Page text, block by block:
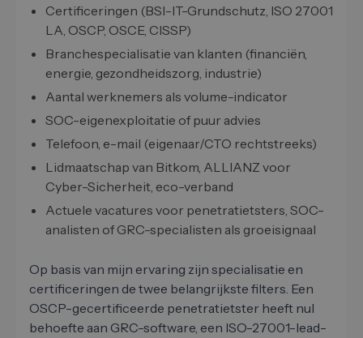
Certificeringen (BSI-IT-Grundschutz, ISO 27001
LA, OSCP, OSCE, CISSP)
Branchespecialisatie van klanten (financiën,
energie, gezondheidszorg, industrie)
Aantal werknemers als volume-indicator
SOC-eigenexploitatie of puur advies
Telefoon, e-mail (eigenaar/CTO rechtstreeks)
Lidmaatschap van Bitkom, ALLIANZ voor
Cyber-Sicherheit, eco-verband
Actuele vacatures voor penetratietsters, SOC-
analisten of GRC-specialisten als groeisignaal
Op basis van mijn ervaring zijn specialisatie en
certificeringen de twee belangrijkste filters. Een
OSCP-gecertificeerde penetratietster heeft nul
behoefte aan GRC-software, een ISO-27001-lead-